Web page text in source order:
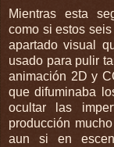
Mientras esta
como si estos
apartado visual
usado para pulir
animación 2D y
que difuminaba
ocultar las
producción
aun si en